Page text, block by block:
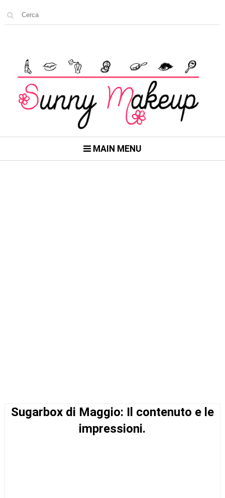
MAIN MENU
Sugarbox di Maggio: Il contenuto e le
impressioni.